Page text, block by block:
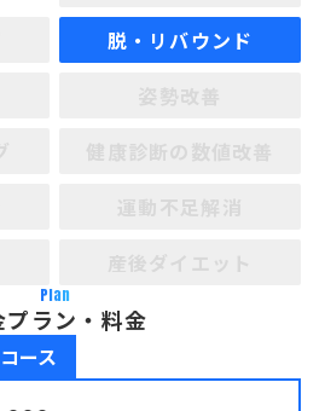
脱・リバウンド
Plan
プラン・料金
ース